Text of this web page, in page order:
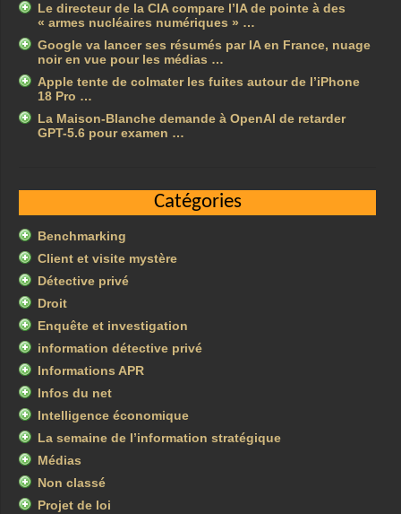
Le directeur de la CIA compare l’IA de pointe à des
« armes nucléaires numériques » …
Google va lancer ses résumés par IA en France, nuage
noir en vue pour les médias …
Apple tente de colmater les fuites autour de l’iPhone
18 Pro …
La Maison-Blanche demande à OpenAI de retarder
GPT-5.6 pour examen …
Catégories
Benchmarking
Client et visite mystère
Détective privé
Droit
Enquête et investigation
information détective privé
Informations APR
Infos du net
Intelligence économique
La semaine de l’information stratégique
Médias
Non classé
Projet de loi